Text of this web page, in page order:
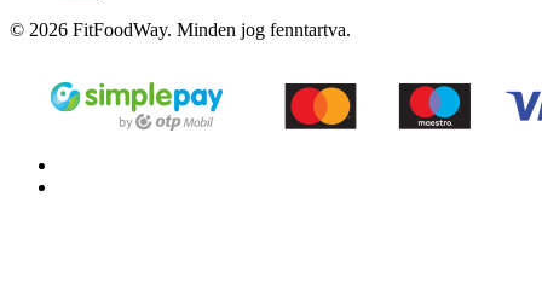
© 2026 FitFoodWay. Minden jog fenntartva.